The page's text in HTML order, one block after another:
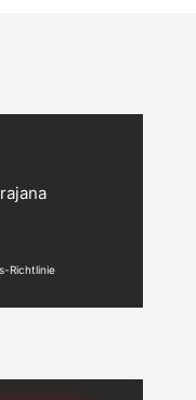
Richtlinie